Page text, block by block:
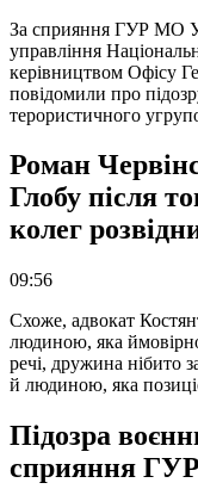
За сприяння ГУР МО
управління
керівництвом Офісу
повідомили про
терористичного
Роман
Глобу після
колег
09:56
Схоже, адвокат
людиною, яка
речі, дружина нібито
й людиною, яка
Підозра
сприяння ГУР